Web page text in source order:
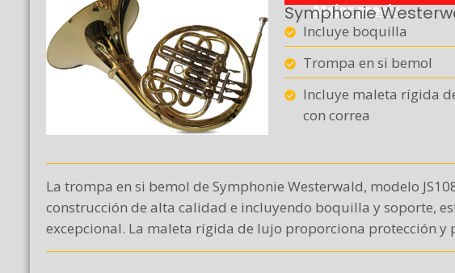
Mejor precio
Symphonie
Incluye boquilla
Trompa en si bemol
Incluye maleta rígida
con correa
La trompa en si bemol de Symphonie Westerwald, modelo
construcción de alta calidad e incluyendo boquilla y soporte,
excepcional. La maleta rígida de lujo proporciona protección y